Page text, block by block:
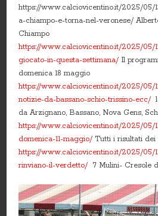
https://www.calciovicentino.it/2025/05/
a-chiampo-e-torna-nel-veronese/
Chiampo
https://www.calciovicentino.it/2025/05/
giocato-in-questa-settimana/ Il
domenica 18 maggio
https://www.calciovicentino.it/2025/05/
notizie-da-bassano-schio-trissino-ecc/
da Arzignano, Bassano, Nova Gens,
https://www.calciovicentino.it/2025/05/
domenica-11-maggio/ Tutti i risultati
https://www.calciovicentino.it/2025/05/
rinviano-il-verdetto/ 7 Mulini- Cresole